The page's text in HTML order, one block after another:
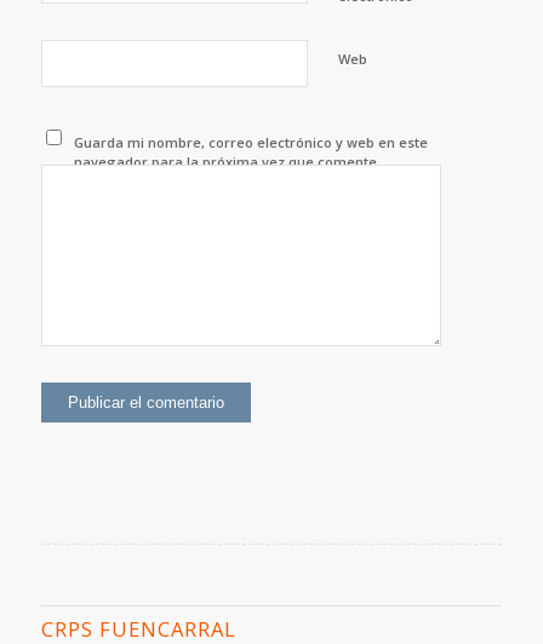
Web
Guarda mi nombre, correo electrónico y web en este
navegador para la próxima vez que comente.
CRPS FUENCARRAL